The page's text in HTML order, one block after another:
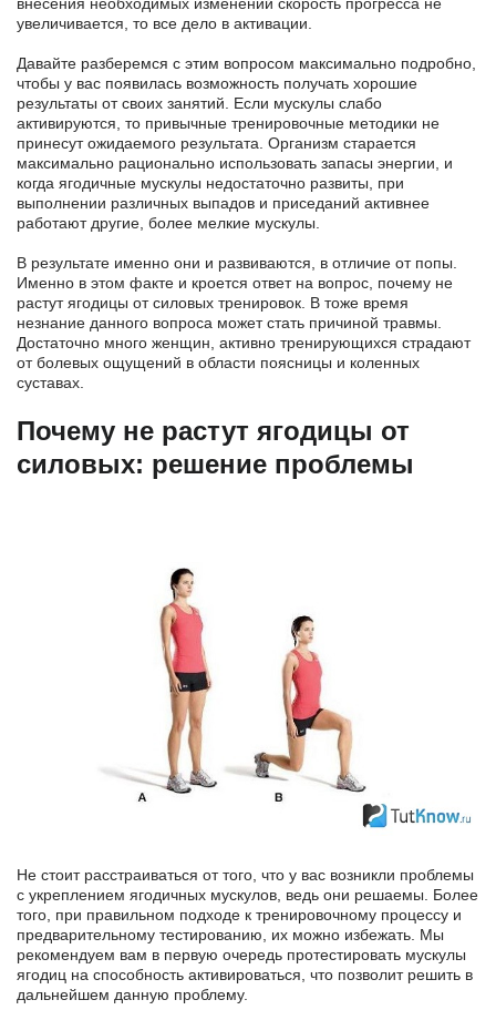
внесения необходимых изменений скорость прогресса не
увеличивается, то все дело в активации.
Давайте разберемся с этим вопросом максимально подробно,
чтобы у вас появилась возможность получать хорошие
результаты от своих занятий. Если мускулы слабо
активируются, то привычные тренировочные методики не
принесут ожидаемого результата. Организм старается
максимально рационально использовать запасы энергии, и
когда ягодичные мускулы недостаточно развиты, при
выполнении различных выпадов и приседаний активнее
работают другие, более мелкие мускулы.
В результате именно они и развиваются, в отличие от попы.
Именно в этом факте и кроется ответ на вопрос, почему не
растут ягодицы от силовых тренировок. В тоже время
незнание данного вопроса может стать причиной травмы.
Достаточно много женщин, активно тренирующихся страдают
от болевых ощущений в области поясницы и коленных
суставах.
Почему не растут ягодицы от
силовых: решение проблемы
Не стоит расстраиваться от того, что у вас возникли проблемы
с укреплением ягодичных мускулов, ведь они решаемы. Более
того, при правильном подходе к тренировочному процессу и
предварительному тестированию, их можно избежать. Мы
рекомендуем вам в первую очередь протестировать мускулы
ягодиц на способность активироваться, что позволит решить в
дальнейшем данную проблему.